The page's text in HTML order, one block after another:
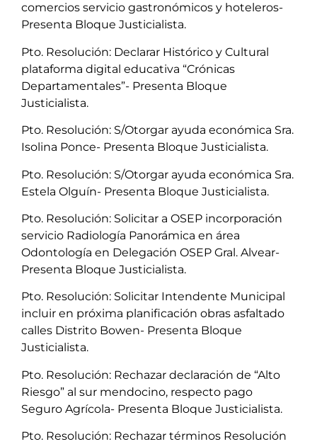
comercios servicio gastronómicos y hoteleros-
Presenta Bloque Justicialista.
Pto. Resolución: Declarar Histórico y Cultural
plataforma digital educativa “Crónicas
Departamentales”- Presenta Bloque
Justicialista.
Pto. Resolución: S/Otorgar ayuda económica Sra.
Isolina Ponce- Presenta Bloque Justicialista.
Pto. Resolución: S/Otorgar ayuda económica Sra.
Estela Olguín- Presenta Bloque Justicialista.
Pto. Resolución: Solicitar a OSEP incorporación
servicio Radiología Panorámica en área
Odontología en Delegación OSEP Gral. Alvear-
Presenta Bloque Justicialista.
Pto. Resolución: Solicitar Intendente Municipal
incluir en próxima planificación obras asfaltado
calles Distrito Bowen- Presenta Bloque
Justicialista.
Pto. Resolución: Rechazar declaración de “Alto
Riesgo” al sur mendocino, respecto pago
Seguro Agrícola- Presenta Bloque Justicialista.
Pto. Resolución: Rechazar términos Resolución